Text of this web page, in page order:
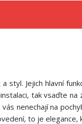
styl. Jejich hlavní
tak vsaďte
nenechají na
to je elegance,